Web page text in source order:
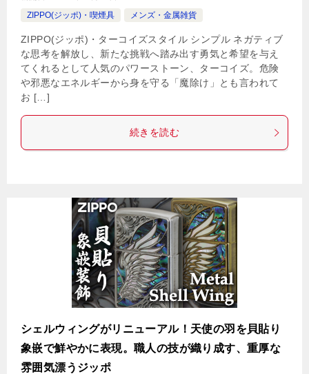
ZIPPO(ジッポ)・喫煙具
メンズ・金属雑貨
ZIPPO(ジッポ)・ターコイズスタイル シンプル ネガティブ
な思考を解放し、新たな挑戦へ踏み出す勇気と希望を与え
てくれるとして人気のパワーストーン、ターコイズ。危険
や邪悪なエネルギーから身を守る「魔除け」とも言われて
お […]
続きを読む
シェルウィングがリニューアル！天使の羽を貝貼り
象嵌で鮮やかに表現。職人の技が織り成す、重厚な
雰囲気漂うジッポ